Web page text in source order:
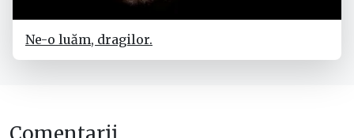
Ne-o luăm, dragilor.